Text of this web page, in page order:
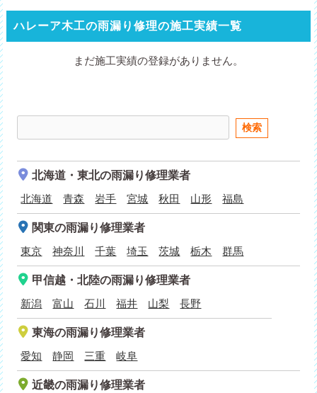
ハレーア木工の雨漏り修理の施工実績一覧
まだ施工実績の登録がありません。
北海道・東北の雨漏り修理業者
北海道
青森 岩手 宮城 秋田 山形 福島
関東の雨漏り修理業者
東京
神奈川 千葉 埼玉 茨城 栃木 群馬
甲信越・北陸の雨漏り修理業者
新潟
富山 石川 福井 山梨 長野
東海の雨漏り修理業者
愛知
静岡 三重 岐阜
近畿の雨漏り修理業者